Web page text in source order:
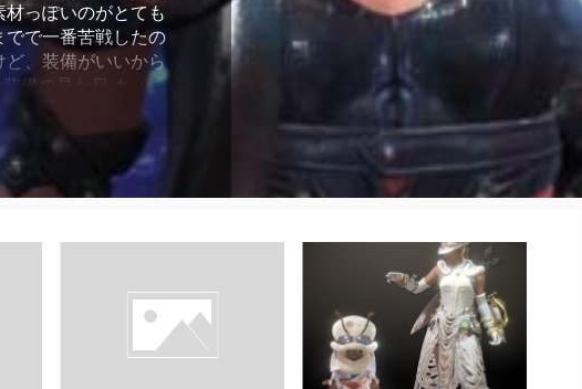
っぽいのがとても
で一番苦戦したの
、装備がいいから
備の見た目 ちょっ
っちゃいヤマツカ
ヤ ...